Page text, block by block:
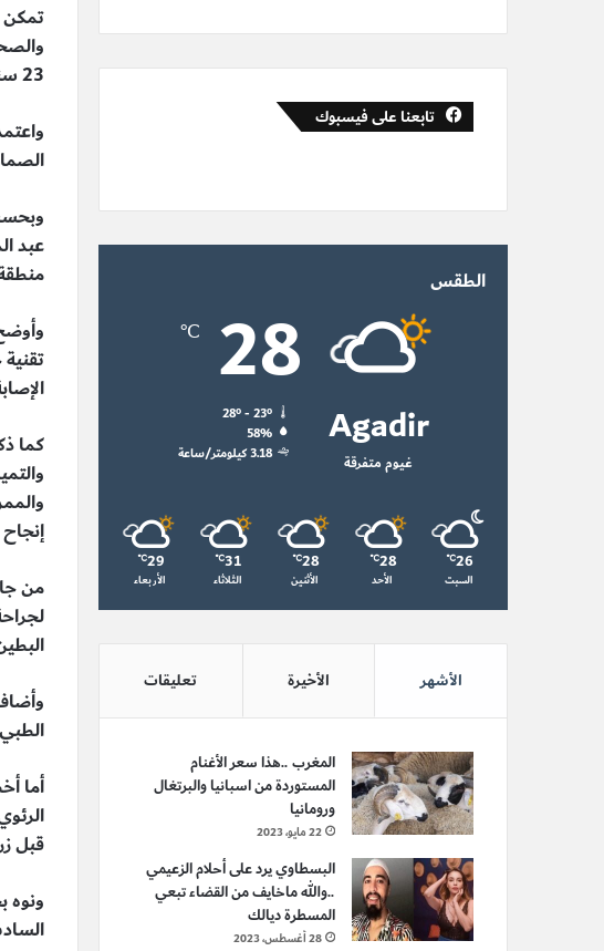
تمكن
23 سنة، في سابقة على الصعيد الوطني.
عبد
كما
من
أما
قبل
ونوه
تابعنا على فيسبوك
الطقس
Agadir
غيوم متفرقة
28
℃
28º - 23º
58%
3.18 كيلومتر/ساعة
26
℃
السبت
28
℃
الأحد
28
℃
الأثنين
31
℃
الثلاثاء
29
℃
الأربعاء
الأشهر الأخيرة تعليقات
المغرب ..هذا سعر الأغنام
المستوردة من اسبانيا والبرتغال
ورومانيا
22 مايو، 2023
البسطاوي يرد على أحلام الزعيمي
..والله ماخايف من القضاء تبعي
المسطرة ديالك
28 أغسطس، 2023